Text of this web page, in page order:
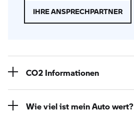
IHRE ANSPRECHPARTNER
CO2 Informationen
Wie viel ist mein Auto wert?